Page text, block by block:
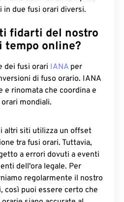
in due fusi orari diversi.
fidarti del nostro
online?
dei fusi orari IANA per
di fuso orario. IANA
e rinomata che coordina e
mondiali.
altri siti utilizza un offset
tra fusi orari. Tuttavia,
a errori dovuti a eventi
dell'ora legale. Per
regolarmente il nostro
così puoi essere certo che